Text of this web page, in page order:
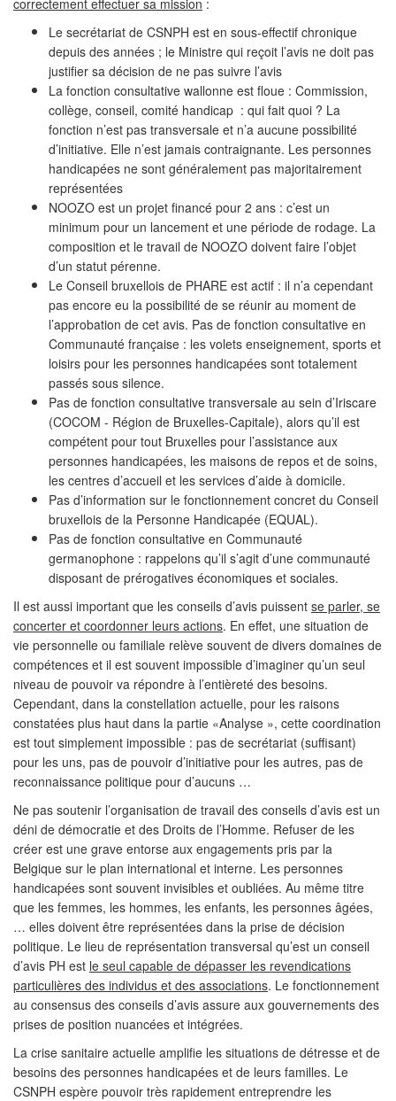
correctement effectuer sa mission :
Le secrétariat de CSNPH est en sous-effectif chronique
depuis des années ; le Ministre qui reçoit l’avis ne doit pas
justifier sa décision de ne pas suivre l’avis
La fonction consultative wallonne est floue : Commission,
collège, conseil, comité handicap : qui fait quoi ? La
fonction n’est pas transversale et n’a aucune possibilité
d’initiative. Elle n’est jamais contraignante. Les personnes
handicapées ne sont généralement pas majoritairement
représentées
NOOZO est un projet financé pour 2 ans : c’est un
minimum pour un lancement et une période de rodage. La
composition et le travail de NOOZO doivent faire l’objet
d’un statut pérenne.
Le Conseil bruxellois de PHARE est actif : il n’a cependant
pas encore eu la possibilité de se réunir au moment de
l’approbation de cet avis. Pas de fonction consultative en
Communauté française : les volets enseignement, sports et
loisirs pour les personnes handicapées sont totalement
passés sous silence.
Pas de fonction consultative transversale au sein d’Iriscare
(COCOM - Région de Bruxelles-Capitale), alors qu’il est
compétent pour tout Bruxelles pour l’assistance aux
personnes handicapées, les maisons de repos et de soins,
les centres d’accueil et les services d’aide à domicile.
Pas d’information sur le fonctionnement concret du Conseil
bruxellois de la Personne Handicapée (EQUAL).
Pas de fonction consultative en Communauté
germanophone : rappelons qu’il s’agit d’une communauté
disposant de prérogatives économiques et sociales.
Il est aussi important que les conseils d’avis puissent se parler, se
concerter et coordonner leurs actions. En effet, une situation de
vie personnelle ou familiale relève souvent de divers domaines de
compétences et il est souvent impossible d’imaginer qu’un seul
niveau de pouvoir va répondre à l’entièreté des besoins.
Cependant, dans la constellation actuelle, pour les raisons
constatées plus haut dans la partie «Analyse », cette coordination
est tout simplement impossible : pas de secrétariat (suffisant)
pour les uns, pas de pouvoir d’initiative pour les autres, pas de
reconnaissance politique pour d’aucuns …
Ne pas soutenir l’organisation de travail des conseils d’avis est un
déni de démocratie et des Droits de l’Homme. Refuser de les
créer est une grave entorse aux engagements pris par la
Belgique sur le plan international et interne. Les personnes
handicapées sont souvent invisibles et oubliées. Au même titre
que les femmes, les hommes, les enfants, les personnes âgées,
… elles doivent être représentées dans la prise de décision
politique. Le lieu de représentation transversal qu’est un conseil
d’avis PH est le seul capable de dépasser les revendications
particulières des individus et des associations. Le fonctionnement
au consensus des conseils d’avis assure aux gouvernements des
prises de position nuancées et intégrées.
La crise sanitaire actuelle amplifie les situations de détresse et de
besoins des personnes handicapées et de leurs familles. Le
CSNPH espère pouvoir très rapidement entreprendre les